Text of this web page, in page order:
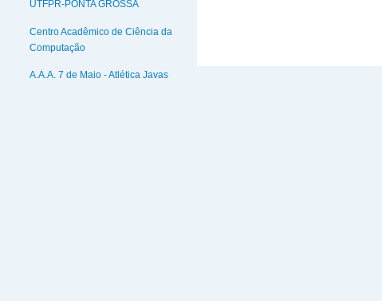
UTFPR-PONTA GROSSA
Centro Acadêmico de Ciência da
Computação
A.A.A. 7 de Maio - Atlética Javas